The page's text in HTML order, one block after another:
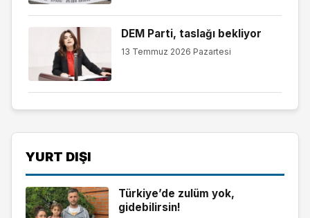
DEM Parti, taslağı bekliyor
13 Temmuz 2026 Pazartesi
YURT DIŞI
Türkiye’de zulüm yok,
gidebilirsin!